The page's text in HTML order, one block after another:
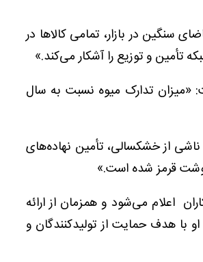
سنگین در بازار، تمامی کالاها در
و توزیع را آشکار می‌کند.»
«میزان تدارک میوه نسبت به سال
از خشکسالی، تأمین نهاده‌های
قرمز شده است.»
اعلام می‌شود و همزمان از ارائه
با هدف حمایت از تولیدکنندگان و